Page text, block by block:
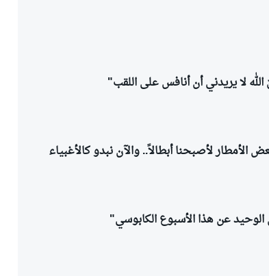
لا يريدني أن أنافس على اللقب"
لأصبحنا أبطالاً.. والآن نبدو كالأغبياء
الوحيد عن هذا الأسبوع الكابوسي"